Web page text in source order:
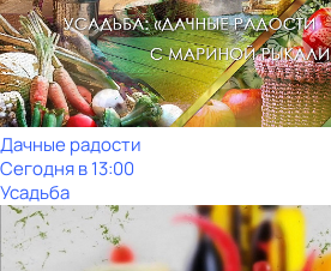
Дачные радости
Сегодня в 13:00
Усадьба